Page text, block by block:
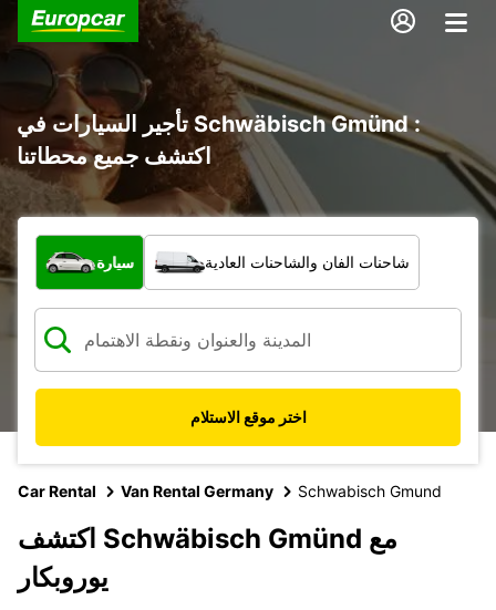
تأجير السيارات في Schwäbisch Gmünd :
اكتشف جميع محطاتنا
ما نوع المركبة؟
سيارة شاحنات الفان والشاحنات العادية
اختر موقع الاستلام
Car Rental Van Rental Germany Schwabisch Gmund
اكتشف Schwäbisch Gmünd مع
يوروبكار